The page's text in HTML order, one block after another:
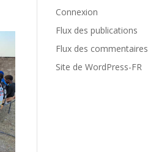
Connexion
Flux des publications
Flux des commentaires
Site de WordPress-FR